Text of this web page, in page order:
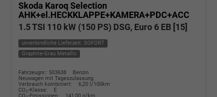
Skoda Karoq Selection
AHK+el.HECKKLAPPE+KAMERA+PDC+ACC
1.5 TSI 110 kW (150 PS) DSG, Euro 6 EB [15]
unverbindliche Lieferzeit: SOFORT
Graphite-Grau Metallic
Fahrzeugnr.: 503638
Benzin
Neuwagen mit Tageszulassung
Verbrauch kombiniert:
6,20 l/100km
CO2-Klasse:
E